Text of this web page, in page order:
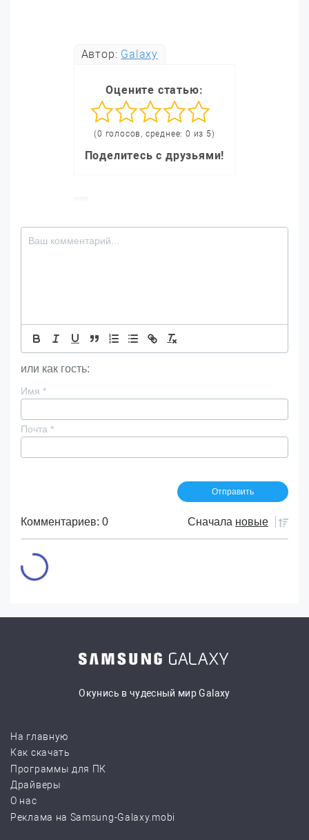
Автор: Galaxy
Оцените статью:
(0 голосов, среднее: 0 из 5)
Поделитесь с друзьями!
или как гость:
Имя *
Почта *
Комментариев: 0 Сначала новые
Окунись в чудесный мир Galaxy
На главную
Как скачать
Программы для ПК
Драйверы
О нас
Реклама на Samsung-Galaxy.mobi